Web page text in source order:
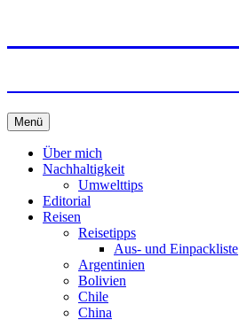
Menü Springe
zum
Inhalt
Über mich
Nachhaltigkeit
Umwelttips
Editorial
Reisen
Reisetipps
Aus- und Einpackliste
Argentinien
Bolivien
Chile
China